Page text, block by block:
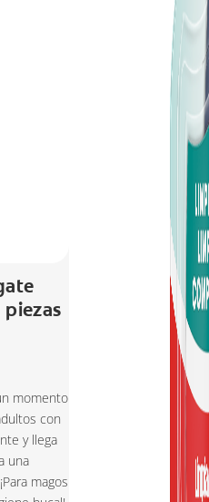
momento
con
y llega
una
magos